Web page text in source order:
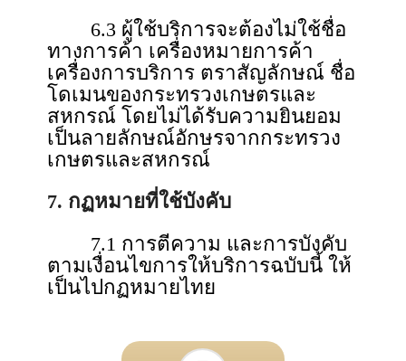
6.3 ผู้ใช้บริการจะต้องไม่ใช้ชื่อ
ทางการค้า เครื่องหมายการค้า
เครื่องการบริการ ตราสัญลักษณ์ ชื่อ
โดเมนของกระทรวงเกษตรและ
สหกรณ์ โดยไม่ได้รับความยินยอม
เป็นลายลักษณ์อักษรจากกระทรวง
เกษตรและสหกรณ์
7. กฏหมายที่ใช้บังคับ
7.1 การตีความ และการบังคับ
ตามเงื่อนไขการให้บริการฉบับนี้ ให้
เป็นไปกฏหมายไทย